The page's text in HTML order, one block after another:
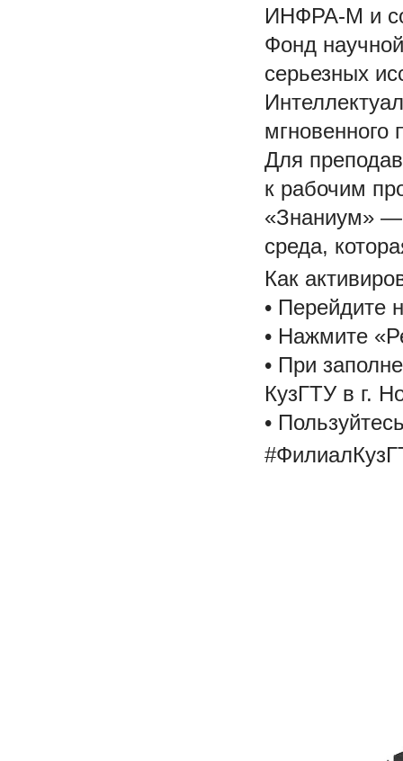
ИНФРА-М и
Фонд
серьезных
мгновенного
Для
к рабочим
«Знаниум» —
среда,
Как
• Перейдите
• Нажмите
• При
КузГТУ в г.
•